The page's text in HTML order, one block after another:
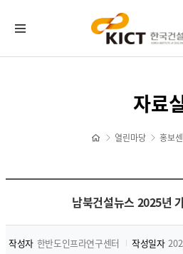
포토뉴스
홍보센터
기관홍보물
정기간행물
자료
열린마당 홍보
남북건설뉴스 2025년
작성자 한반도인프라연구센터 작성일자